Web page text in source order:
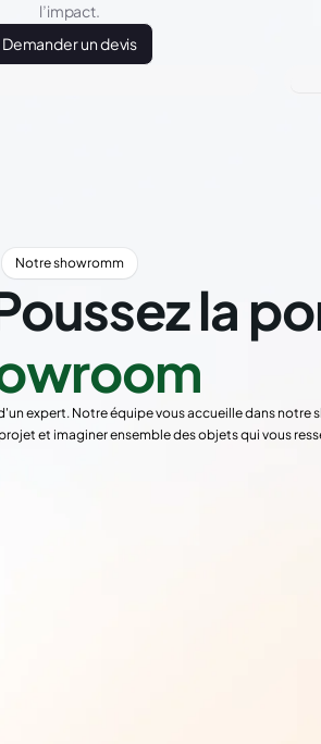
l’impact.
Demander un devis
Notre showromm
la
expert. Notre équipe vous accueille dans
et imaginer ensemble des objets qui vous